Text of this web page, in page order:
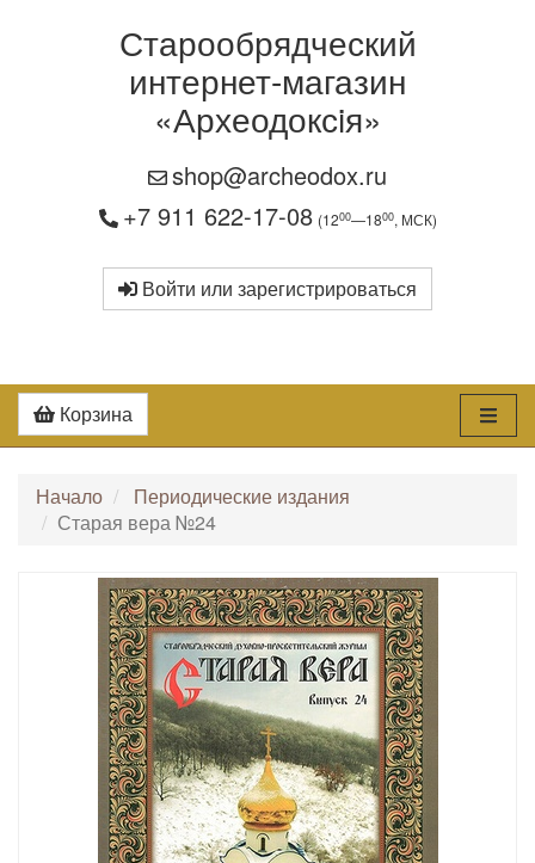
Старообрядческий
интернет-магазин
«Археодоксiя»
shop@archeodox.ru
+7 911 622-17-08 (1200—1800, МСК)
Войти или зарегистрироваться
Корзина
Начало
Периодические издания
Старая вера №24